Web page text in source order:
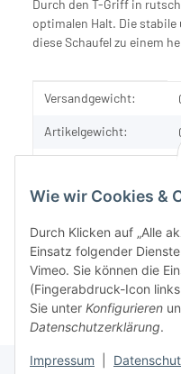
Wie wir Cookies &
Durch Klicken auf „Alle
Einsatz folgender
Vimeo. Sie können die
(Fingerabdruck-Icon
Sie unter Konfigurieren
Datenschutzerklärung.
Impressum
Durch den T-Griff in
optimalen Halt. Die
diese Schaufel zu einem
Produkteigenschaft
Wert
Versandgewicht:
Artikelgewicht: